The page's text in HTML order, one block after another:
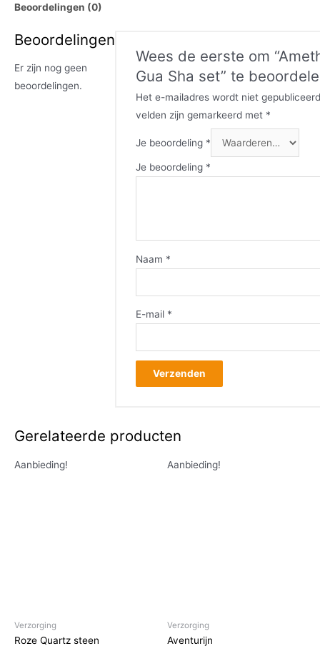
Beoordelingen (0)
Beoordelingen
Er zijn nog geen
beoordelingen.
Wees de eerste om
Gua Sha set” te
Het e-mailadres wordt niet
velden zijn gemarkeerd met *
Je beoordeling *
Je beoordeling *
Naam *
E-mail *
Gerelateerde producten
Aanbieding!
Verzorging
Roze Quartz steen
Aanbieding!
Verzorging
Aventurijn